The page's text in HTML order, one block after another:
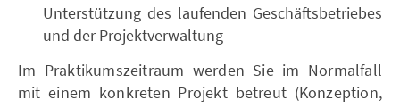
Unterstützung des laufenden Geschäftsbetriebes
und der Projektverwaltung
Im Praktikumszeitraum werden Sie im Normalfall
mit einem konkreten Projekt betreut (Konzeption,